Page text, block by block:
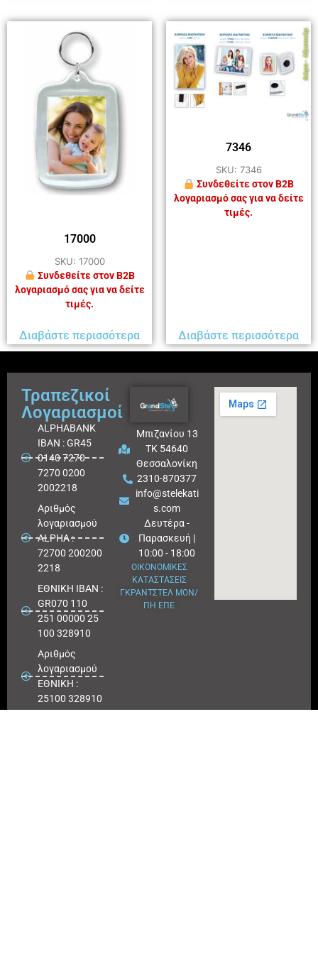
17000
SKU: 17000
Συνδεθείτε στον B2B
λογαριασμό σας για να δείτε
τιμές.
Διαβάστε περισσότερα
7346
SKU: 7346
Συνδεθείτε στον B2B
λογαριασμό σας για να δείτε
τιμές.
Διαβάστε περισσότερα
Τραπεζικοί
Λογαριασμοί
ALPHABANK
IBAN : GR45
0140 7270
7270 0200
2002218
Aριθμός
λογαριασμού
ALPHA :
72700 200200
2218
ΕΘΝΙΚΗ ΙΒΑΝ :
GR070 110
251 00000 25
100 328910
Αριθμός
λογαριασμού
ΕΘΝΙΚΗ :
25100 328910
Μπιζανίου 13
ΤΚ 54640
Θεσσαλονίκη
2310-870377
info@stelekati
s.com
Δευτέρα -
Παρασκευή |
10:00 - 18:00
ΟΙΚΟΝΟΜΙΚΕΣ
ΚΑΤΑΣΤΑΣΕΙΣ
ΓΚΡΑΝΤΣΤΕΛ ΜΟΝ/
ΠΗ ΕΠΕ